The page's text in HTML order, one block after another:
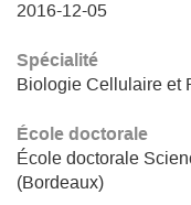
2016-12-05
Spécialité
Biologie Cellulaire et
École doctorale
École doctorale
(Bordeaux)